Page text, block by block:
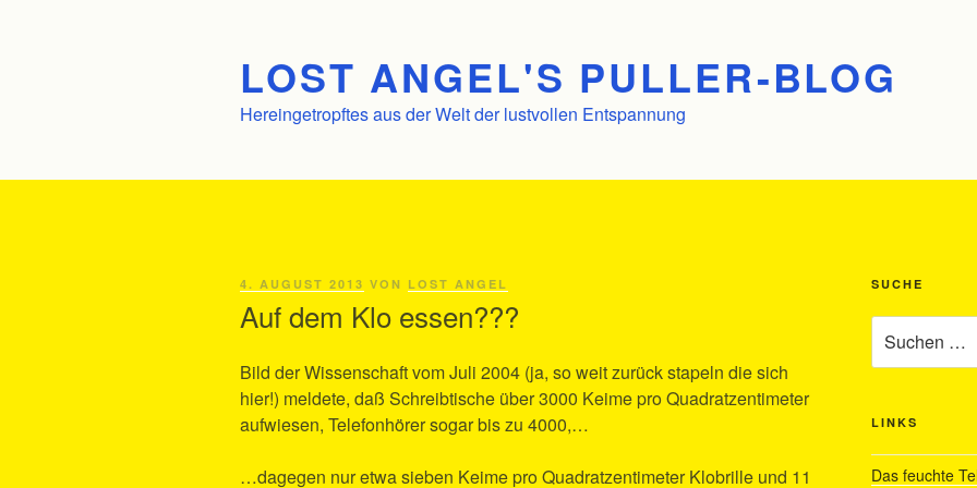
LOST ANGEL'S PULLER-BLOG
Hereingetropftes aus der Welt der lustvollen Entspannung
VERÖFFENTLICHT
4. AUGUST 2013 VON LOST ANGEL
Auf dem Klo essen???
Bild der Wissenschaft vom Juli 2004 (ja, so weit zurück stapeln die sich
hier!) meldete, daß Schreibtische über 3000 Keime pro Quadratzentimeter
aufwiesen, Telefonhörer sogar bis zu 4000,…
…dagegen nur etwa sieben Keime pro Quadratzentimeter Klobrille und 11
SUCHE
nach:
LINKS
Das feuchte